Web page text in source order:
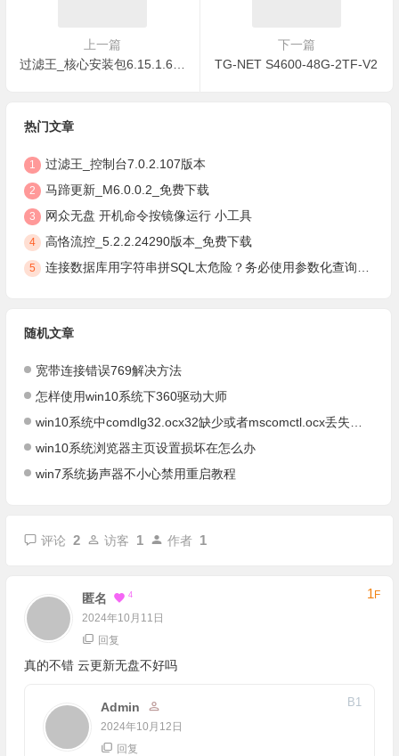
上一篇
下一篇
TG-NET S4600-48G-2TF-V2
热门文章
1 过滤王_控制台7.0.2.107版本
2 马蹄更新_M6.0.0.2_免费下载
3 网众无盘 开机命令按镜像运行 小工具
4 高恪流控_5.2.2.24290版本_免费下载
5 连接数据库用字符串拼SQL太危险？务必使用参数化查询，安全防注入
随机文章
宽带连接错误769解决方法
怎样使用win10系统下360驱动大师
win10系统中comdlg32.ocx32缺少或者mscomctl.ocx丢失恢复方法
win10系统浏览器主页设置损坏在怎么办
win7系统扬声器不小心禁用重启教程
评论 2 访客 1 作者 1
匿名 4
2024年10月11日
1F
回复
真的不错 云更新无盘不好吗
Admin
2024年10月12日
B1
回复